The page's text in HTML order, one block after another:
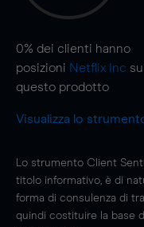
0% dei clienti hanno
posizioni Netflix Inc su
questo prodotto
Visualizza lo
Lo strumento Client
titolo informativo, è di
forma di consulenza di
quindi costituire la base